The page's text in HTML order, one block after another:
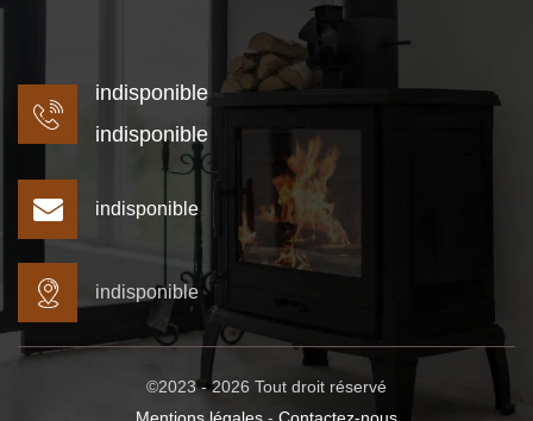
indisponible
indisponible
indisponible
indisponible
©2023 - 2026 Tout droit réservé